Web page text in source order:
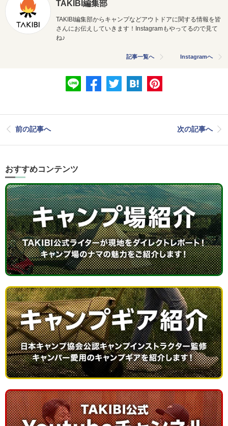
TAKIBI編集部
TAKIBI編集部からキャンプなどアウトドアに関する情報を皆
さんにお伝えしていきます！Instagramもやってるので見て
ね♪
記事一覧へ Instagramへ
前の記事へ 次の記事へ
おすすめコンテンツ